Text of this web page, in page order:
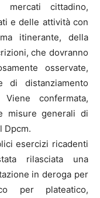
cittadino,
e delle attività con
itinerante, della
che dovranno
osservate,
di distanziamento
confermata,
misure generali di
Dpcm.
esercizi ricadenti
rilasciata una
in deroga per
per plateatico,